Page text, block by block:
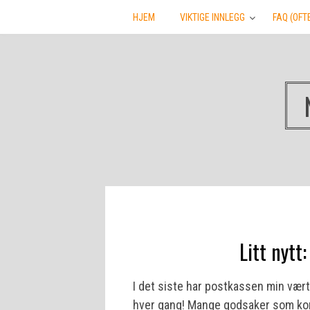
HJEM VIKTIGE INNLEGG FAQ
Litt nytt:
I det siste har postkassen min
hver gang! Mange godsaker som